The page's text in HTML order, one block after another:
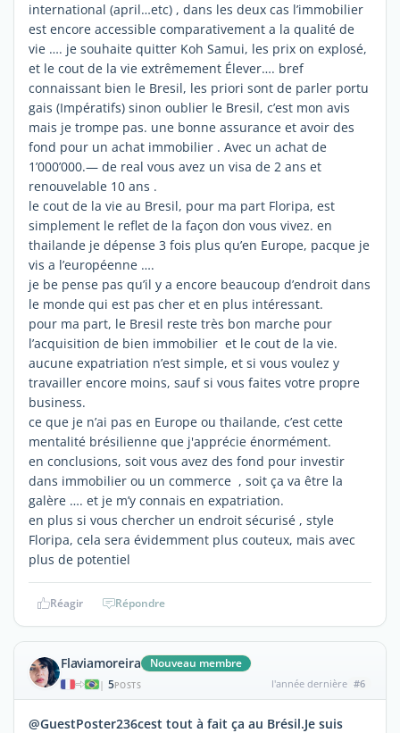
international (april…etc) , dans les deux cas l’immobilier
est encore accessible comparativement a la qualité de
vie …. je souhaite quitter Koh Samui, les prix on explosé,
et le cout de la vie extrêmement Élever…. bref
connaissant bien le Bresil, les priori sont de parler portu
gais (Impératifs) sinon oublier le Bresil, c’est mon avis
mais je trompe pas. une bonne assurance et avoir des
fond pour un achat immobilier . Avec un achat de
1’000’000.— de real vous avez un visa de 2 ans et
renouvelable 10 ans .
le cout de la vie au Bresil, pour ma part Floripa, est
simplement le reflet de la façon don vous vivez. en
thailande je dépense 3 fois plus qu’en Europe, pacque je
vis a l’européenne ….
je be pense pas qu’il y a encore beaucoup d’endroit dans
le monde qui est pas cher et en plus intéressant.
pour ma part, le Bresil reste très bon marche pour
l’acquisition de bien immobilier et le cout de la vie.
aucune expatriation n’est simple, et si vous voulez y
travailler encore moins, sauf si vous faites votre propre
business.
ce que je n’ai pas en Europe ou thailande, c’est cette
mentalité brésilienne que j'apprécie énormément.
en conclusions, soit vous avez des fond pour investir
dans immobilier ou un commerce , soit ça va être la
galère …. et je m’y connais en expatriation.
en plus si vous chercher un endroit sécurisé , style
Floripa, cela sera évidemment plus couteux, mais avec
plus de potentiel
Réagir Répondre
Flaviamoreira Nouveau membre
| 5POSTS l'année dernière #6
@GuestPoster236cest tout à fait ça au Brésil.Je suis